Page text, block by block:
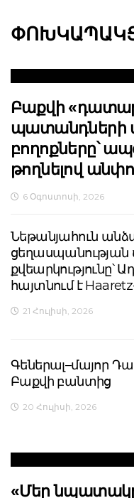
Բաքվի
պատանդների
բողոքները՝
թողնելով
6 Օգոստոսի, 2026
Նեթանյահուն
ցեղասպանության
քվեարկությունը՝
հայտնում է
21 Հուլիսի, 2026
Գեներալ–մայոր
Բաքվի բանտից
20 Հուլիսի, 2026
«Մեր